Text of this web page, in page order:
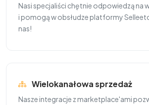
Nasi specjaliści chętnie odpowiedzą na
i pomogą w obsłudze platformy
nas!
Wielokanałowa sprzedaż
Nasze integracje z marketplace'ami